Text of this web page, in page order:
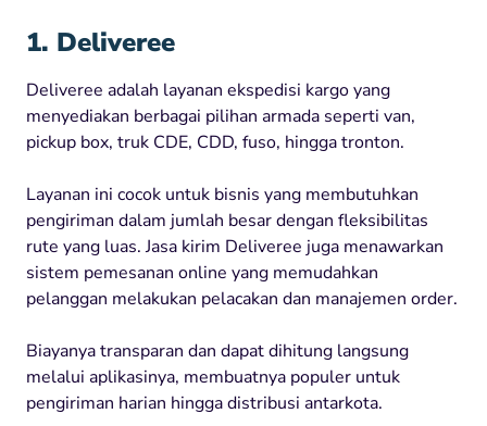
1. Deliveree
Deliveree adalah layanan ekspedisi kargo yang
menyediakan berbagai pilihan armada seperti van,
pickup box, truk CDE, CDD, fuso, hingga tronton.
Layanan ini cocok untuk bisnis yang membutuhkan
pengiriman dalam jumlah besar dengan fleksibilitas
rute yang luas. Jasa kirim Deliveree juga menawarkan
sistem pemesanan online yang memudahkan
pelanggan melakukan pelacakan dan manajemen order.
Biayanya transparan dan dapat dihitung langsung
melalui aplikasinya, membuatnya populer untuk
pengiriman harian hingga distribusi antarkota.